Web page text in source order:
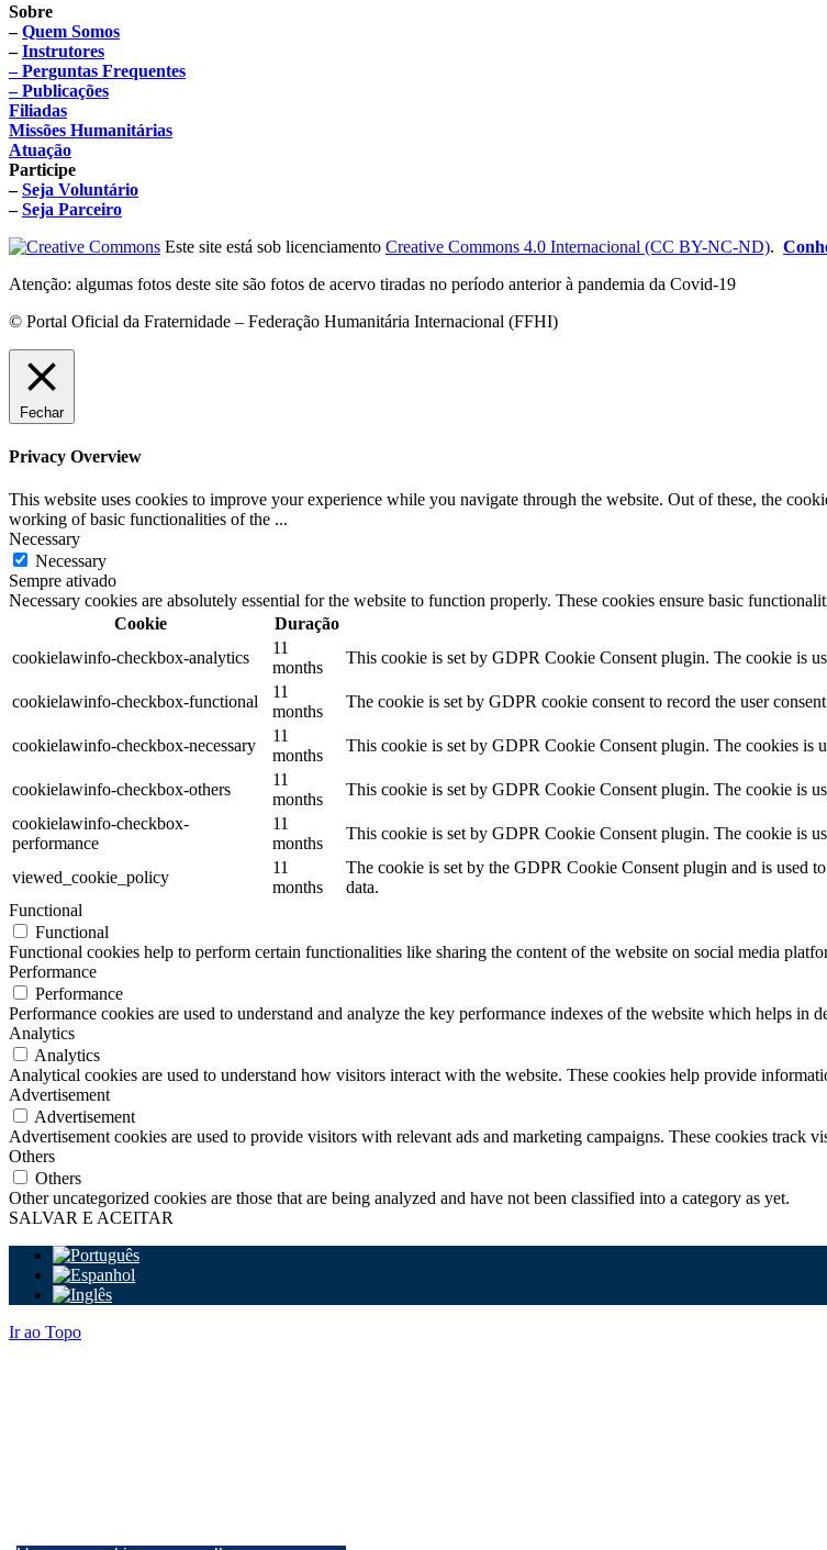
Sobre
–Quem Somos
–Instrutores
– Perguntas Frequentes
– Publicações
Filiadas
Missões Humanitárias
Atuação
Participe
–Seja Voluntário
–Seja Parceiro
Este site está sob licenciamento Creative Commons 4.0 Internacional (CC BY-NC-ND).
Atenção: algumas fotos deste site são fotos de acervo tiradas no período anterior à pandemia da Covid-19
© Portal Oficial da Fraternidade – Federação Humanitária Internacional (FFHI)
Fechar
Privacy Overview
This website uses cookies to improve your experience while you navigate through the website. Out of these, the
working of basic functionalities of the ...
Necessary
Necessary
Sempre ativado
Necessary cookies are absolutely essential for the website to function properly. These cookies ensure basic
Cookie
Duração
cookielawinfo-checkbox-analytics
11
months
This cookie is set by GDPR Cookie Consent plugin. The cookie is
cookielawinfo-checkbox-functional
11
months
The cookie is set by GDPR cookie consent to record the user
cookielawinfo-checkbox-necessary
11
months
This cookie is set by GDPR Cookie Consent plugin. The cookies is
cookielawinfo-checkbox-others
11
months
This cookie is set by GDPR Cookie Consent plugin. The cookie is
cookielawinfo-checkbox-
performance
11
months
This cookie is set by GDPR Cookie Consent plugin. The cookie is
viewed_cookie_policy
11
months
The cookie is set by the GDPR Cookie Consent plugin and is used
data.
Functional
Functional
Functional cookies help to perform certain functionalities like sharing the content of the website on social media
Performance
Performance
Performance cookies are used to understand and analyze the key performance indexes of the website which helps in
Analytics
Analytics
Analytical cookies are used to understand how visitors interact with the website. These cookies help provide
Advertisement
Advertisement
Advertisement cookies are used to provide visitors with relevant ads and marketing campaigns. These cookies track
Others
Others
Other uncategorized cookies are those that are being analyzed and have not been classified into a category as yet.
SALVAR E ACEITAR
Ir ao Topo